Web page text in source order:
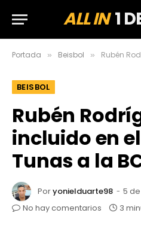
ALL IN1
Portada » Beisbol » Rubén Rodríguez
BEISBOL
Rubén
incluido en
Tunas a la
Poryonielduarte98
5
No hay comentarios
3